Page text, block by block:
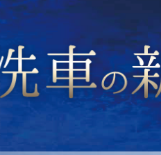
機器 カーマット洗浄機
ーリー ポンプ